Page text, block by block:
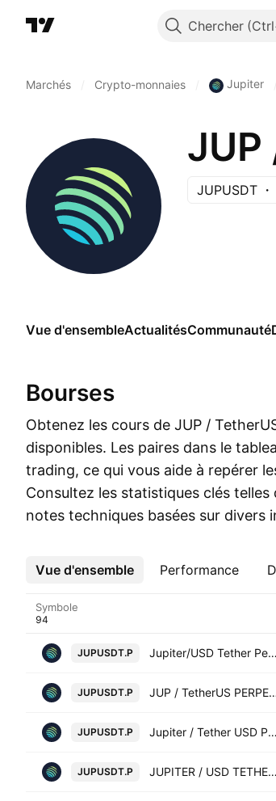
Chercher
Marchés Crypto-monnaies Jupiter
JUP
JUPUSDT
Vue d'ensembleActualitésCommunauté
Bourses
Obtenez les cours de JUP /
disponibles. Les paires dans le
trading, ce qui vous aide à repérer
Consultez les statistiques clés
notes techniques basées sur divers
Vue d'ensemble Performance
Plus
Symbole
JUPUSDT.P Jupiter/USD Tether Perpetual Contract
JUPUSDT.P JUP / TetherUS
JUPUSDT.P Jupiter / Tether USD PERPETUAL CONTRACT
JUPUSDT.P JUPITER / USD TETHER PERPETUAL SWAP CONTRACT